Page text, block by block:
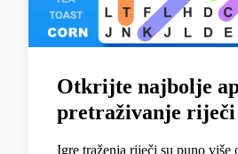
Otkrijte najbolje
pretraživanje riječi
Igre traženja riječi su puno više